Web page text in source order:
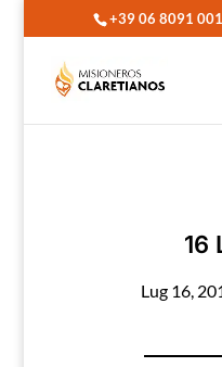
+39 06 8091
16
Lug 16,